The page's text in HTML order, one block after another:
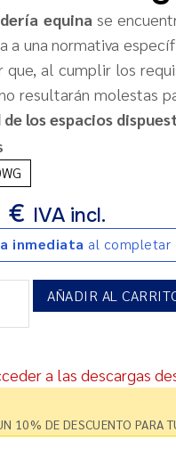
equina se
a una normativa
que, al cumplir los
resultarán molestas
de los espacios
€ IVA incl.
inmediata al completar
AÑADIR AL
a las descargas
10% DE DESCUENTO PARA